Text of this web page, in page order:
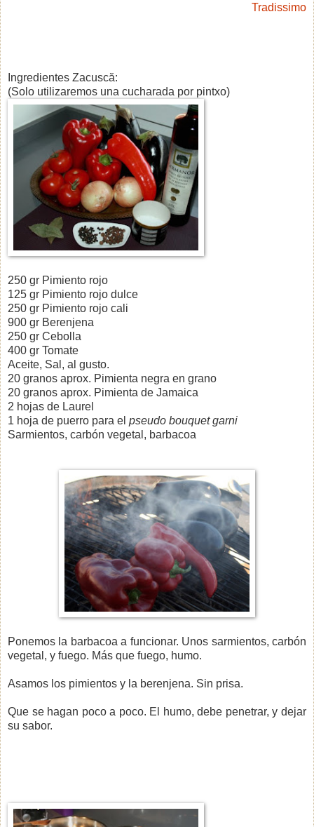
Tradissimo
Ingredientes Zacuscă:
(Solo utilizaremos una cucharada por pintxo)
250 gr Pimiento rojo
125 gr Pimiento rojo dulce
250 gr Pimiento rojo cali
900 gr Berenjena
250 gr Cebolla
400 gr Tomate
Aceite, Sal, al gusto.
20 granos aprox. Pimienta negra en grano
20 granos aprox. Pimienta de Jamaica
2 hojas de Laurel
1 hoja de puerro para el pseudo bouquet garni
Sarmientos, carbón vegetal, barbacoa
Ponemos la barbacoa a funcionar. Unos sarmientos, carbón
vegetal, y fuego. Más que fuego, humo.
Asamos los pimientos y la berenjena. Sin prisa.
Que se hagan poco a poco. El humo, debe penetrar, y dejar
su sabor.